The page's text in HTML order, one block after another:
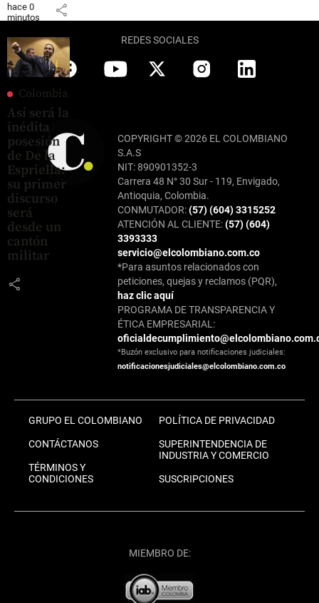
hace 0
minutos
share
Colombia
Así será la
inédita
posesión
de De la
Espriella:
su primer
discurso
será
desde un
cantón
militar
share
REDES SOCIALES
COPYRIGHT © 2026 EL COLOMBIANO
S.A.S
NIT: 890901352-3
Carrera 48 N° 30 Sur - 119, Envigado,
Antioquia, Colombia.
CONMUTADOR:(57) (604) 3315252
ATENCIÓN AL CLIENTE:(57) (604)
3393333
servicio@elcolombiano.com.co
*Para asuntos relacionados con
peticiones, quejas y reclamos (PQR),
haz clic aquí
PROGRAMA DE TRANSPARENCIA Y
ÉTICA EMPRESARIAL:
*Buzón exclusivo para notificaciones judiciales:
notificacionesjudiciales@elcolombiano.com.co
GRUPO EL COLOMBIANO
CONTÁCTANOS
TÉRMINOS Y
CONDICIONES
POLÍTICA DE PRIVACIDAD
SUPERINTENDENCIA DE
INDUSTRIA Y COMERCIO
SUSCRIPCIONES
MIEMBRO DE: